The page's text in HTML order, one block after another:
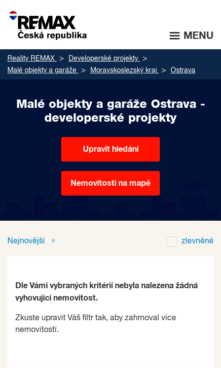
MENU
Reality REMAX
Developerské projekty
Malé objekty a garáže
Moravskoslezský kraj Ostrava
Malé objekty a garáže Ostrava -
developerské projekty
Upravit hledání
Nemovitosti na mapě
Nejnovější zlevněné
Dle Vámi vybraných kritérií nebyla nalezena žádná
vyhovující nemovitost.
Zkuste upravit Váš filtr tak, aby zahrnoval více
nemovitostí.